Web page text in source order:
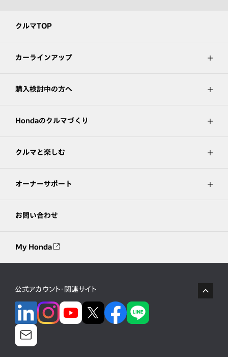
クルマTOP
カーラインアップ
購入検討中の方へ
Hondaのクルマづくり
クルマと楽しむ
オーナーサポート
お問い合わせ
My Honda
公式アカウント・関連サイト